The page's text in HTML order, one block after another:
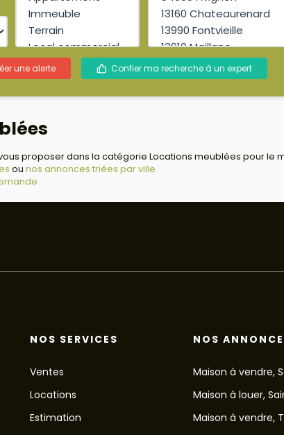
une alerte Confier ma recherche à un expert
proposer dans la catégorie Locations meublées pour le
ou nos annonces triées par ville.
NOS SERVICES
Ventes
Locations
Estimation
NOS
Maison à vendre,
Maison à louer,
Maison à vendre,